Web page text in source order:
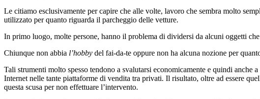
Le citiamo esclusivamente per capire che alle volte, lavoro che sembra molto
utilizzato per quanto riguarda il parcheggio delle vetture.
In primo luogo, molte persone, hanno il problema di dividersi da alcuni oggetti
Chiunque non abbia l’hobby del fai-da-te oppure non ha alcuna nozione per
Tali strumenti molto spesso tendono a svalutarsi economicamente e quindi anche
Internet nelle tante piattaforme di vendita tra privati. Il risultato, oltre ad essere
questa scusa per non effettuare l’intervento.